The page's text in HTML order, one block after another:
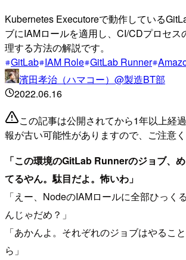
Kubernetes Executoreで動作している
ブにIAMロールを適用し、CI/CDプロセス
理する方法の解説です。
GitLab IAM Role GitLab Runner
濱田孝治（ハマコー）@製造BT部
2022.06.16
この記事は公開されてから1年以上経
報が古い可能性がありますので、ご注意く
「この環境のGitLab Runnerのジョブ、
てるやん。駄目だよ。怖いわ」
「えー、NodeのIAMロールに全部ひっく
んじゃだめ？」
「あかんよ。それぞれのジョブはやるこ
ら」